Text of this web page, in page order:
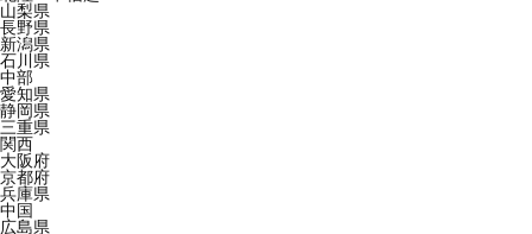
山梨県
長野県
新潟県
石川県
中部
愛知県
静岡県
三重県
関西
大阪府
京都府
兵庫県
中国
広島県